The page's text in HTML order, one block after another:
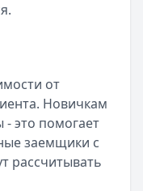
от
Новичкам
это помогает
заемщики с
рассчитывать